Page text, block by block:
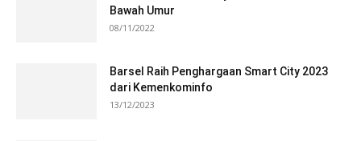
Bawah Umur
08/11/2022
Barsel Raih Penghargaan Smart City 2023
dari Kemenkominfo
13/12/2023